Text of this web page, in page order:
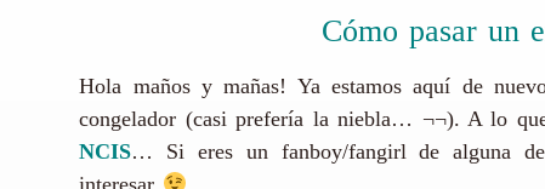
Cómo pasar un
Hola maños y mañas! Ya estamos aquí de
congelador (casi prefería la niebla… ¬¬). A lo
NCIS… Si eres un fanboy/fangirl de alguna
interesar